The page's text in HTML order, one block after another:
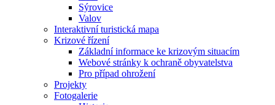
Sýrovice
Valov
Interaktivní turistická mapa
Krizové řízení
Základní informace ke krizovým situacím
Webové stránky k ochraně obyvatelstva
Pro případ ohrožení
Projekty
Fotogalerie